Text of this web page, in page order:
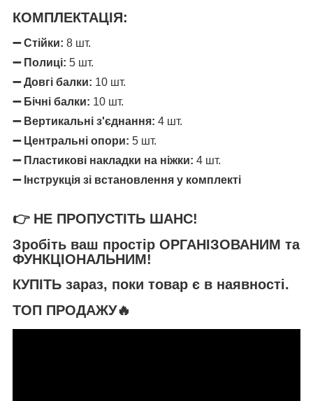
КОМПЛЕКТАЦІЯ:
➖Стійки: 8 шт.
➖ Полиці: 5 шт.
➖Довгі балки: 10 шт.
➖ Бічні балки: 10 шт.
➖ Вертикальні з'єднання: 4 шт.
➖ Центральні опори: 5 шт.
➖ Пластикові накладки на ніжки: 4 шт.
➖ Інструкція зі встановлення у комплекті
👉 НЕ ПРОПУСТІТЬ ШАНС!
Зробіть ваш простір ОРГАНІЗОВАНИМ та
ФУНКЦІОНАЛЬНИМ!
КУПІТЬ зараз, поки товар є в наявності.
ТОП ПРОДАЖУ🔥